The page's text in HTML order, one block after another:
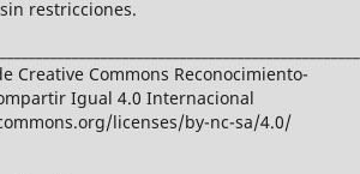
restricciones.
Creative Commons Reconocimiento-
Igual 4.0 Internacional
licenses/by-nc-sa/4.0/